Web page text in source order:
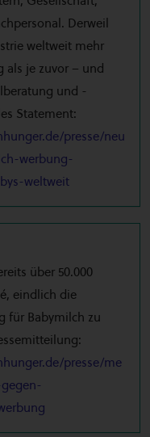
Derweil
weltweit mehr
als je zuvor – und
und -
Statement:
presse/neu
werbung-
weltweit
über 50.000
eindlich die
für Babymilch zu
presse/me